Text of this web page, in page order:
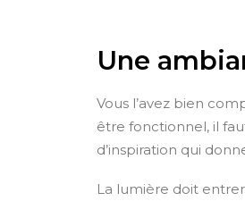
Une
Vous l’avez bien
être fonctionnel, il
d’inspiration qui
La lumière doit